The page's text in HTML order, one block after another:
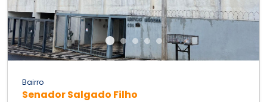
Bairro
Senador Salgado Filho